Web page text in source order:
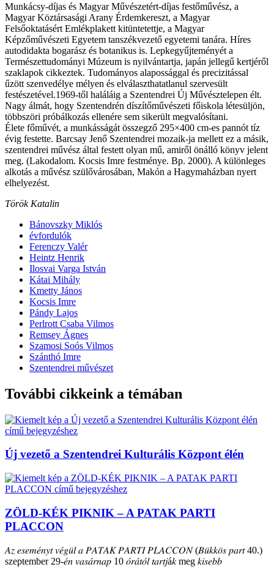
Munkácsy-díjas és Magyar Művészetért-díjas festőművész, a
Magyar Köztársasági Arany Érdemkereszt, a Magyar
Felsőoktatásért Emlékplakett kitüntetettje, a Magyar
Képzőművészeti Egyetem tanszékvezető egyetemi tanára. Híres
autodidakta bogarász és botanikus is. Lepkegyűjteményét a
Természettudományi Múzeum is nyilvántartja, japán jellegű kertjéről
szaklapok cikkeztek. Tudományos alapossággal és precizitással
űzött szenvedélye mélyen és elválaszthatatlanul szervesült
festészetével.1969-től haláláig a Szentendrei Új Művésztelepen élt.
Nagy álmát, hogy Szentendrén díszítőművészeti főiskola létesüljön,
többszöri próbálkozás ellenére sem sikerült megvalósítani.
Élete főművét, a munkásságát összegző 295×400 cm-es pannót tíz
évig festette. Barcsay Jenő Szentendrei mozaik-ja mellett ez a másik,
szentendrei művész által festett olyan mű, amiről önálló könyv jelent
meg. (Lakodalom. Kocsis Imre festménye. Bp. 2000). A különleges
alkotás a művész szülővárosában, Makón a Hagymaházban nyert
elhelyezést.
Török Katalin
Bánovszky Miklós
évfordulók
Ferenczy Valér
Heintz Henrik
Ilosvai Varga István
Kátai Mihály
Kmetty János
Kocsis Imre
Pándy Lajos
Perlrott Csaba Vilmos
Remsey Ágnes
Szamosi Soós Vilmos
Szánthó Imre
Szentendrei művészet
További cikkeink a témában
Új vezető a Szentendrei Kulturális Központ élén
ZÖLD-KÉK PIKNIK – A PATAK PARTI
PLACCON
𝐴𝑧 𝑒𝑠𝑒𝑚𝑒́𝑛𝑦𝑡 𝑣𝑒́𝑔𝑢̈𝑙 𝑎 𝑃𝐴𝑇𝐴𝐾 𝑃𝐴𝑅𝑇𝐼 𝑃𝐿𝐴𝐶𝐶𝑂𝑁 (𝐵𝑢̈𝑘𝑘𝑜̈𝑠 𝑝𝑎𝑟𝑡 40.)
szeptember 29-𝑒́𝑛 𝑣𝑎𝑠𝑎́𝑟𝑛𝑎𝑝 10 𝑜́𝑟𝑎́𝑡𝑜́𝑙 𝑡𝑎𝑟𝑡𝑗á𝑘 meg 𝑘𝑖𝑠𝑒𝑏𝑏